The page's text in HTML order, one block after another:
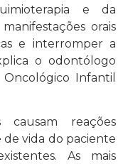
e da
orais
e interromper a
o odontólogo
Infantil
causam reações
vida do paciente
As mais